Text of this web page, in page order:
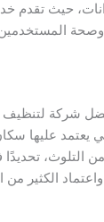
حيث تقدم
وصحة
شركة لتنظيف
يعتمد عليها
التلوث،
الكثير